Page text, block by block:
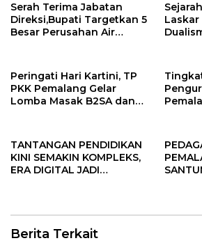
Serah Terima Jabatan
Direksi,Bupati Targetkan 5
Besar Perusahan Air
Laskar
Peringati Hari Kartini, TP
PKK Pemalang Gelar
Lomba Masak B2SA dan
TANTANGAN PENDIDIKAN
KINI SEMAKIN KOMPLEKS,
ERA DIGITAL JADI
Berita Terkait